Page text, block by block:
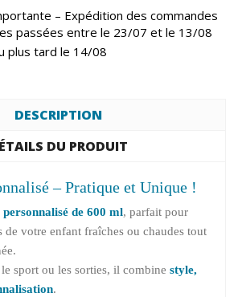
– Expédition des commandes
passées entre le 23/07 et le 13/08
plus tard le 14/08
DESCRIPTION
DU PRODUIT
– Pratique et Unique !
de 600 ml, parfait pour
de votre enfant fraîches ou chaudes tout
sport ou les sorties, il combine style,
.